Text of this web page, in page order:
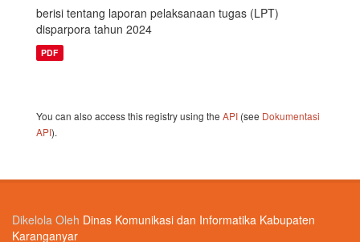
berisi tentang laporan pelaksanaan tugas (LPT)
disparpora tahun 2024
PDF
You can also access this registry using the API (see Dokumentasi
API).
Dikelola Oleh Dinas Komunikasi dan Informatika Kabupaten
Karanganyar